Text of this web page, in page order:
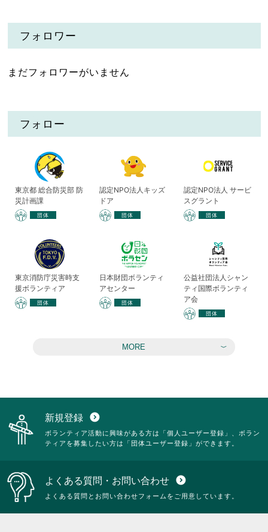
フォロワー
まだフォロワーがいません
フォロー
東京都 総合防災部 防
災計画課
団体
認定NPO法人キッズ
ドア
団体
認定NPO法人 サービ
スグラント
団体
東京消防庁災害時支
援ボランティア
団体
日本財団ボランティ
アセンター
団体
公益社団法人シャン
ティ国際ボランティ
ア会
団体
MORE
新規登録 expand_circle_down
ボランティア活動に興味がある方は「個人ユーザー登録」、ボラン
ティアを募集したい方は「団体ユーザー登録」ができます。
よくある質問・お問い合わせ expand_circle_down
よくある質問とお問い合わせフォームをご用意しています。